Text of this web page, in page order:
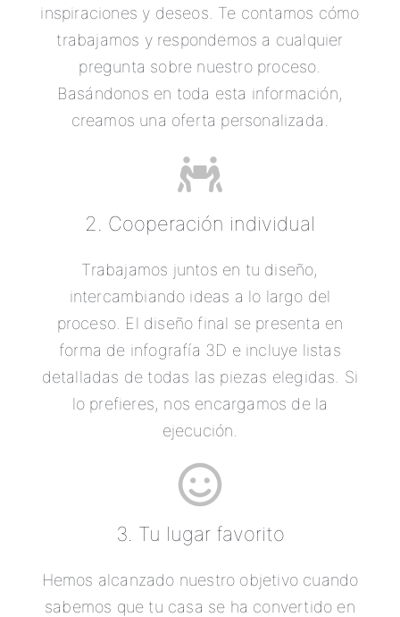
inspiraciones y deseos. Te contamos cómo
trabajamos y respondemos a cualquier
pregunta sobre nuestro proceso.
Basándonos en toda esta información,
creamos una oferta personalizada.
2. Cooperación individual
Trabajamos juntos en tu diseño,
intercambiando ideas a lo largo del
proceso. El diseño final se presenta en
forma de infografía 3D e incluye listas
detalladas de todas las piezas elegidas. Si
lo prefieres, nos encargamos de la
ejecución.
3. Tu lugar favorito
Hemos alcanzado nuestro objetivo cuando
sabemos que tu casa se ha convertido en